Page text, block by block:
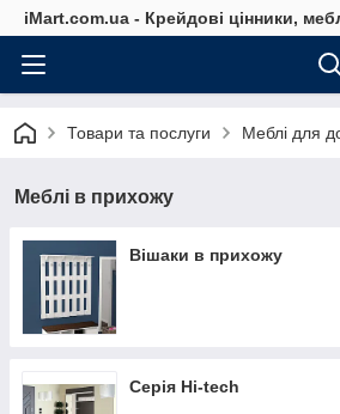
iMart.com.ua - Крейдові цінники,
Товари та послуги Меблі для
Меблі в прихожу
Вішаки в прихожу
Серія Hi-tech